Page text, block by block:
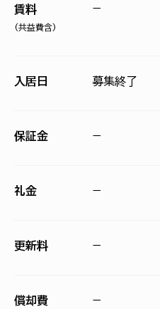
賃料
(共益費含)
−
入居日 募集終了
保証金 −
礼金 −
更新料 −
償却費 −